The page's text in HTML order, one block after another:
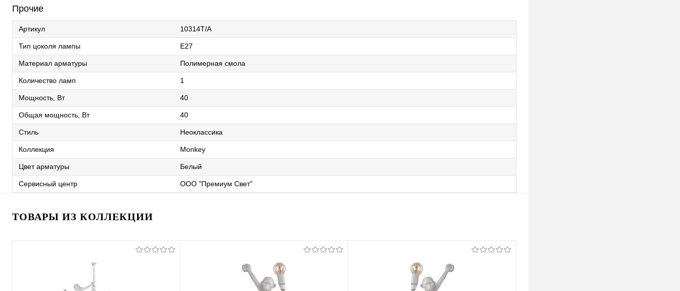
Прочие
Артикул 10314T/A
Тип цоколя лампы E27
Материал арматуры Полимерная смола
Количество ламп 1
Мощность, Вт 40
Общая мощность, Вт 40
Стиль Неоклассика
Коллекция Monkey
Цвет арматуры Белый
Сервисный центр ООО "Премиум Свет"
ТОВАРЫ ИЗ КОЛЛЕКЦИИ